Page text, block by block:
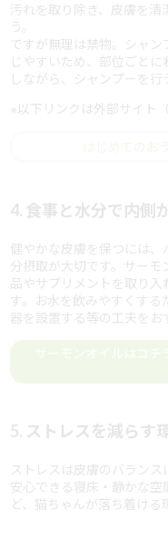
汚れを取り除き、皮膚を
う。
ですが無理は禁物。シャ
じやすいため、部位ごとに
しながら、シャンプーを行
※以下リンクは外部サイト
4. 食事と水分で内側
健やかな皮膚を保つには
分摂取が大切です。サー
品やサプリメントを取り入
す。お水を飲みやすくす
器を設置する等の工夫をお
5. ストレスを減らす
ストレスは皮膚のバランス
安心できる寝床・静かな空
ど、猫ちゃんが落ち着ける